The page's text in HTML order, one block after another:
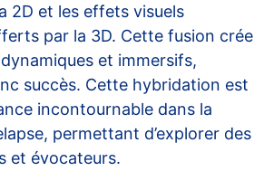
2D et les effets visuels
par la 3D. Cette fusion crée
et immersifs,
succès. Cette hybridation est
incontournable dans la
, permettant d’explorer des
et évocateurs.